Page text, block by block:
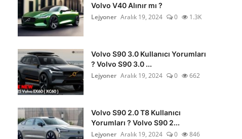
Volvo V40 Alınır mı ?
Lejyoner Aralık 19, 2024 0 1.3K
Volvo S90 3.0 Kullanıcı Yorumları
? Volvo S90 3.0 ...
Lejyoner Aralık 19, 2024 0 662
Volvo S90 2.0 T8 Kullanıcı
Yorumları ? Volvo S90 2...
Lejyoner Aralık 19, 2024 0 846